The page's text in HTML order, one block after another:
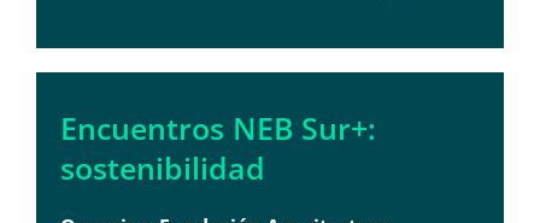
Encuentros NEB Sur+:
sostenibilidad